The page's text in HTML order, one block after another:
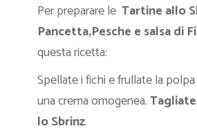
Per preparare le Tartine allo
Pancetta,Pesche e salsa di
questa ricetta:
Spellate i fichi e frullate la
una crema omogenea.
lo Sbrinz.